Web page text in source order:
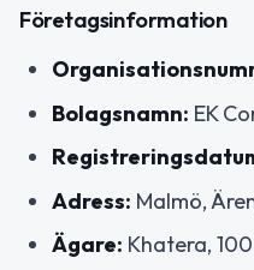
Företagsinformation
Bolagsnamn: EK
Adress: Malmö,
Ägare: Khatera,